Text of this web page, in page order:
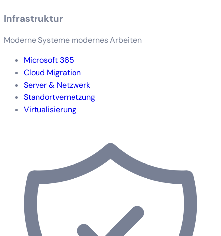
Infrastruktur
Moderne Systeme modernes Arbeiten
Microsoft 365
Cloud Migration
Server & Netzwerk
Standortvernetzung
Virtualisierung